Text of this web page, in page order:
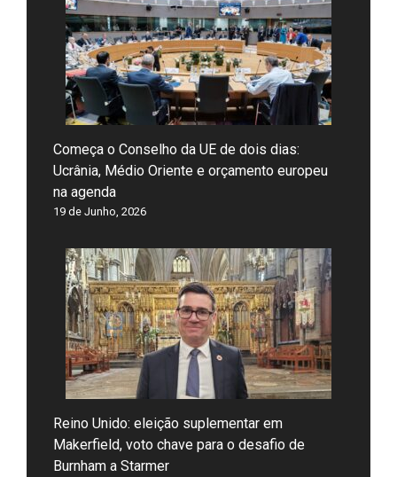
Começa o Conselho da UE de dois dias:
Ucrânia, Médio Oriente e orçamento europeu
na agenda
19 de Junho, 2026
Reino Unido: eleição suplementar em
Makerfield, voto chave para o desafio de
Burnham a Starmer